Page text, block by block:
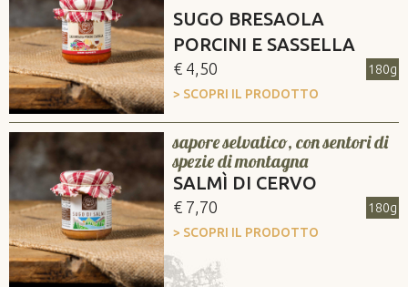
SUGO BRESAOLA
PORCINI E SASSELLA
€ 4,50
180g
> SCOPRI IL PRODOTTO
sapore selvatico, con sentori di
spezie di montagna
SALMÌ DI CERVO
€ 7,70
180g
> SCOPRI IL PRODOTTO